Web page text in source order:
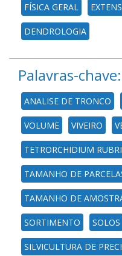
FÍSICA GERAL
DENDROLOGIA
Palavras-chave:
ANALISE DE TRONCO
VOLUME VIVEIRO
TETRORCHIDIUM
TAMANHO DE
TAMANHO DE
SORTIMENTO SOLOS
SILVICULTURA DE